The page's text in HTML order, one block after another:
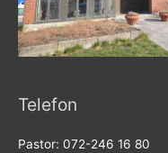
Telefon
Pastor: 072-246 16 80